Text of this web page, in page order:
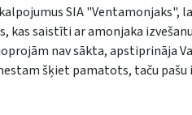
SIA "Ventamonjaks",
kas saistīti ar amonjaka
nav sākta, apstiprināja
šķiet pamatots, taču pašu